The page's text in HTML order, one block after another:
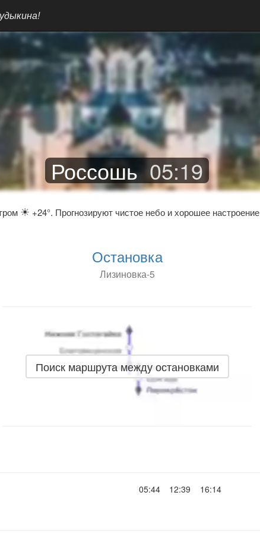
Россошь 05:19
☀ +24°. Прогнозируют чистое небо и хорошее
Остановка
Лизиновка-5
Поиск маршрута между остановками
05:44 12:39 16:14